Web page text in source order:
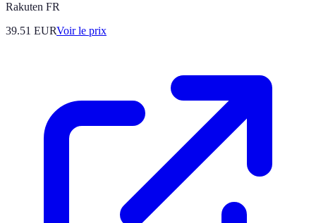
Rakuten FR
39.51 EURVoir le prix